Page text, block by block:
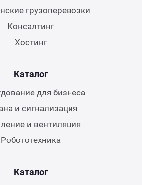
грузоперевозки
Консалтинг
Хостинг
Каталог
для бизнеса
и сигнализация
и вентиляция
Робототехника
Каталог